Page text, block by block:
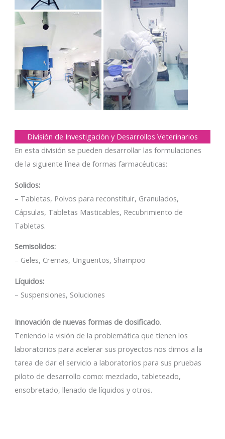
División de Investigación y Desarrollos Veterinarios
En esta división se pueden desarrollar las formulaciones
de la siguiente línea de formas farmacéuticas:
Solidos:
– Tabletas, Polvos para reconstituir, Granulados,
Cápsulas, Tabletas Masticables, Recubrimiento de
Tabletas.
Semisolidos:
– Geles, Cremas, Unguentos, Shampoo
Líquidos:
– Suspensiones, Soluciones
Innovación de nuevas formas de dosificado.
Teniendo la visión de la problemática que tienen los
laboratorios para acelerar sus proyectos nos dimos a la
tarea de dar el servicio a laboratorios para sus pruebas
piloto de desarrollo como: mezclado, tableteado,
ensobretado, llenado de líquidos y otros.